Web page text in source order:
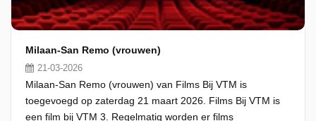
Milaan-San Remo (vrouwen)
21-03-2026
Milaan-San Remo (vrouwen) van Films Bij VTM is
toegevoegd op zaterdag 21 maart 2026. Films Bij VTM is
een film bij VTM 3. Regelmatig worden er films